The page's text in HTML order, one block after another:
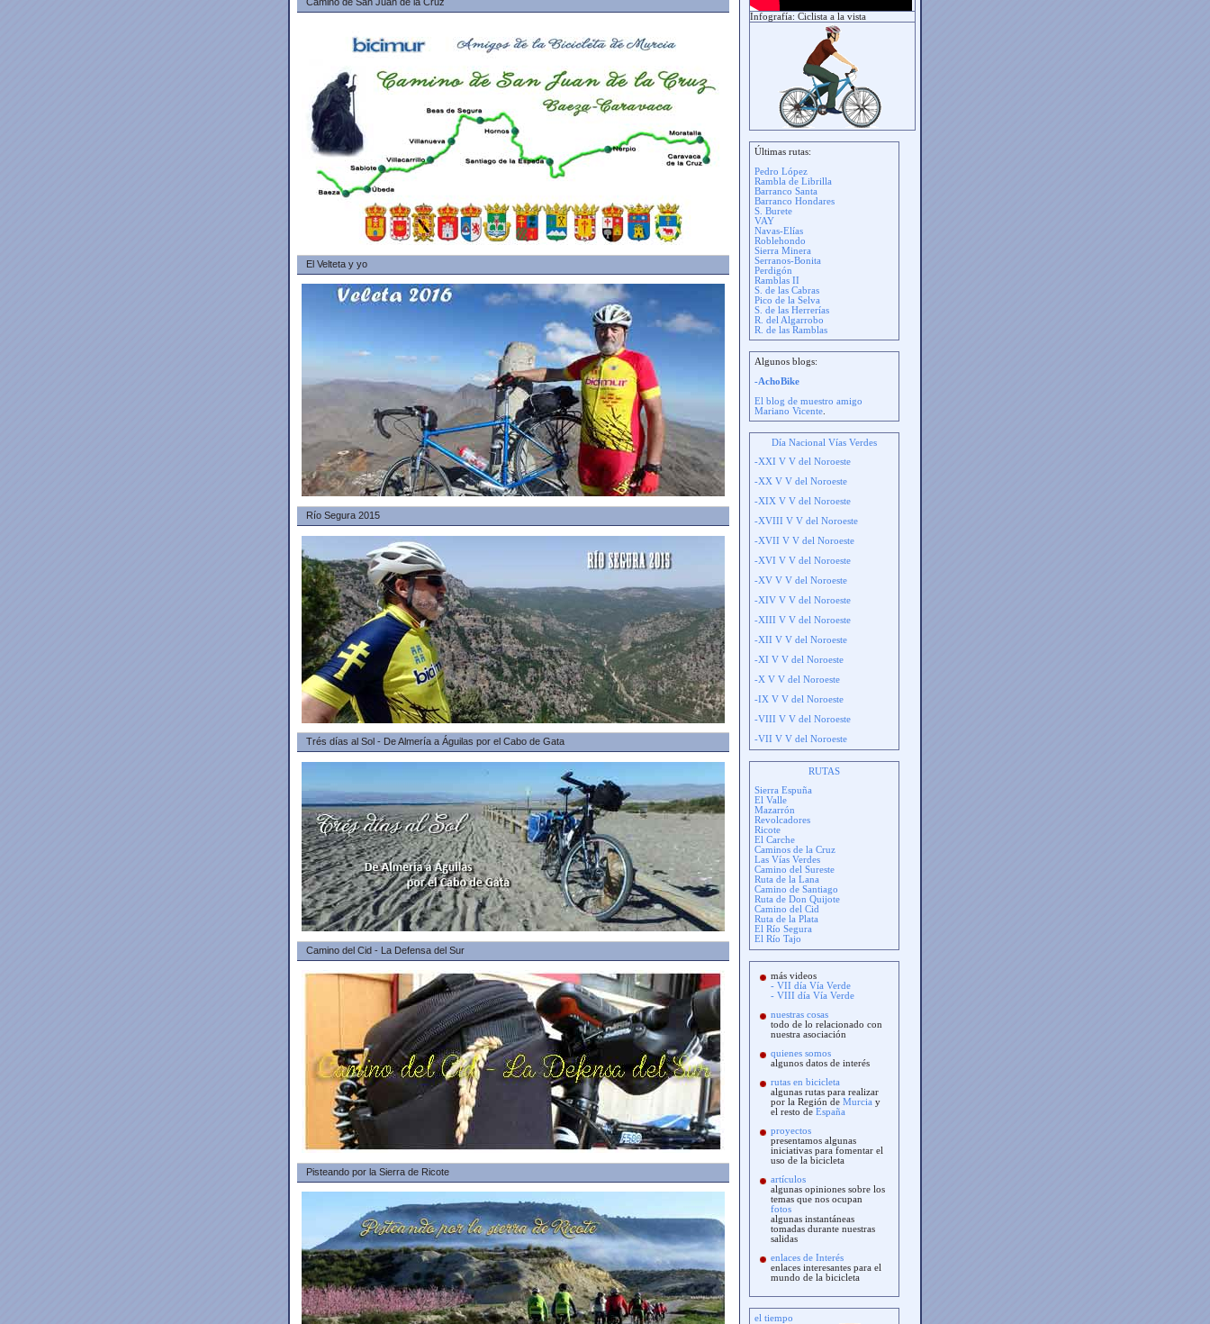
El Velteta y yo
Río Segura 2015
Trés días al Sol - De Almería a Águilas por el Cabo de Gata
Camino del Cid - La Defensa del Sur
Pisteando por la Sierra de Ricote
Infografía: Ciclista a la vista
Últimas rutas:
Pedro López
Rambla de Librilla
Barranco Santa
Barranco Hondares
S. Burete
VAY
Navas-Elías
Roblehondo
Sierra Minera
Serranos-Bonita
Perdigón
Ramblas II
S. de las Cabras
Pico de la Selva
S. de las Herrerías
R. del Algarrobo
R. de las Ramblas
Algunos blogs:
-AchoBike
El blog de muestro amigo
Mariano Vicente
Día Nacional Vías Verdes
-XXI V V del Noroeste
-XX V V del Noroeste
-XIX V V del Noroeste
-XVIII V V del Noroeste
-XVII V V del Noroeste
-XVI V V del Noroeste
-XV V V del Noroeste
-XIV V V del Noroeste
-XIII V V del Noroeste
-XII V V del Noroeste
-XI V V del Noroeste
-X V V del Noroeste
-IX V V del Noroeste
-VIII V V del Noroeste
-VII V V del Noroeste
RUTAS
Sierra Espuña
El Valle
Mazarrón
Revolcadores
Ricote
El Carche
Caminos de la Cruz
Las Vías Verdes
Camino del Sureste
Ruta de la Lana
Camino de Santiago
Ruta de Don Quijote
Camino del Cid
Ruta de la Plata
El Río Segura
El Río Tajo
más videos
- VII día Vía Verde
- VIII día Vía Verde
nuestras cosas
todo de lo relacionado con
nuestra asociación
quienes somos
algunos datos de interés
rutas en bicicleta
algunas rutas para realizar
por la Región de Murcia y
el resto de España
proyectos
presentamos algunas
iniciativas para fomentar el
uso de la bicicleta
artículos
algunas opiniones sobre los
temas que nos ocupan
fotos
algunas instantáneas
tomadas durante nuestras
salidas
enlaces de Interés
enlaces interesantes para el
mundo de la bicicleta
el tiempo